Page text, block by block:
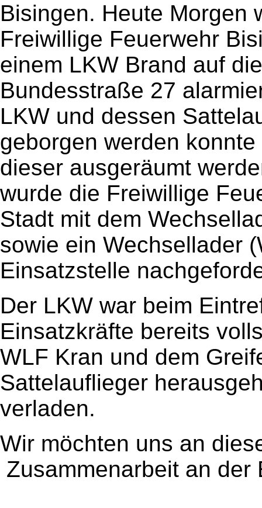
Bisingen. Heute Morgen
Freiwillige Feuerwehr
einem LKW Brand auf die
Bundesstraße 27
LKW und dessen
geborgen werden
dieser ausgeräumt
wurde die Freiwillige
Stadt mit dem
sowie ein Wechsellader
Einsatzstelle
Der LKW war beim
Einsatzkräfte bereits
WLF Kran und dem
Sattelauflieger
verladen.
Wir möchten uns an
Zusammenarbeit an